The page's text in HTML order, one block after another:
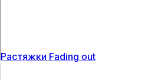
Растяжки Fading out